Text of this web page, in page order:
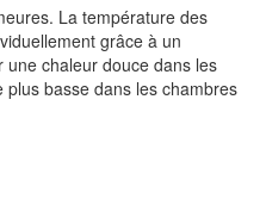
La température des
grâce à un
chaleur douce dans les
basse dans les chambres